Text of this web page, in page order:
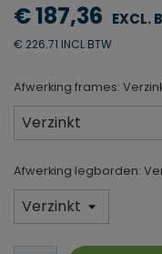
€ 187,36
€ 226.71 INCL BTW
Afwerking frames:
Afwerking legborden: